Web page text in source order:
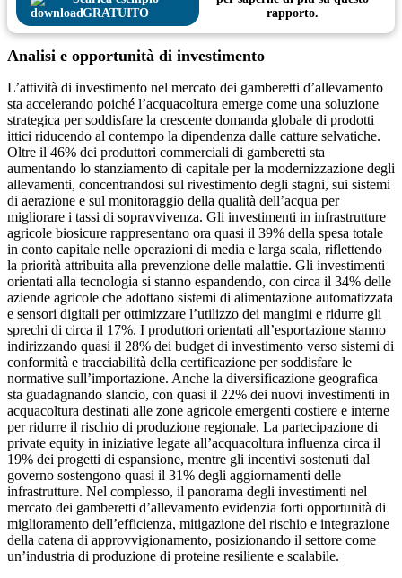
GRATUITO
rapporto.
Analisi e opportunità di investimento
L’attività di investimento nel mercato dei gamberetti d’allevamento
sta accelerando poiché l’acquacoltura emerge come una soluzione
strategica per soddisfare la crescente domanda globale di prodotti
ittici riducendo al contempo la dipendenza dalle catture selvatiche.
Oltre il 46% dei produttori commerciali di gamberetti sta
aumentando lo stanziamento di capitale per la modernizzazione degli
allevamenti, concentrandosi sul rivestimento degli stagni, sui sistemi
di aerazione e sul monitoraggio della qualità dell’acqua per
migliorare i tassi di sopravvivenza. Gli investimenti in infrastrutture
agricole biosicure rappresentano ora quasi il 39% della spesa totale
in conto capitale nelle operazioni di media e larga scala, riflettendo
la priorità attribuita alla prevenzione delle malattie. Gli investimenti
orientati alla tecnologia si stanno espandendo, con circa il 34% delle
aziende agricole che adottano sistemi di alimentazione automatizzata
e sensori digitali per ottimizzare l’utilizzo dei mangimi e ridurre gli
sprechi di circa il 17%. I produttori orientati all’esportazione stanno
indirizzando quasi il 28% dei budget di investimento verso sistemi di
conformità e tracciabilità della certificazione per soddisfare le
normative sull’importazione. Anche la diversificazione geografica
sta guadagnando slancio, con quasi il 22% dei nuovi investimenti in
acquacoltura destinati alle zone agricole emergenti costiere e interne
per ridurre il rischio di produzione regionale. La partecipazione di
private equity in iniziative legate all’acquacoltura influenza circa il
19% dei progetti di espansione, mentre gli incentivi sostenuti dal
governo sostengono quasi il 31% degli aggiornamenti delle
infrastrutture. Nel complesso, il panorama degli investimenti nel
mercato dei gamberetti d’allevamento evidenzia forti opportunità di
miglioramento dell’efficienza, mitigazione del rischio e integrazione
della catena di approvvigionamento, posizionando il settore come
un’industria di produzione di proteine ​​resiliente e scalabile.